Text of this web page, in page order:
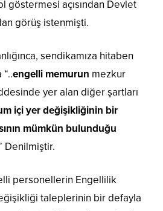
göstermesi açısından Devlet
görüş istenmişti.
sendikamıza hitaben
engelli memurun mezkur
yer alan diğer şartları
içi yer değişikliğinin bir
mümkün bulunduğu
Denilmiştir.
personellerin Engellilik
taleplerinin bir defayla